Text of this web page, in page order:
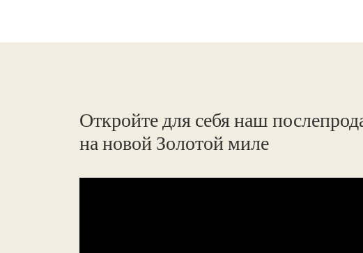
Откройте для себя наш
на новой Золотой миле